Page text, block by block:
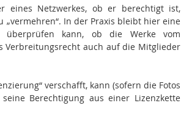
eines Netzwerkes, ob er berechtigt ist,
In der Praxis bleibt hier eine
überprüfen kann, ob die Werke vom
Verbreitungsrecht auch auf die Mitglieder
verschafft, kann (sofern die Fotos
Berechtigung aus einer Lizenzkette